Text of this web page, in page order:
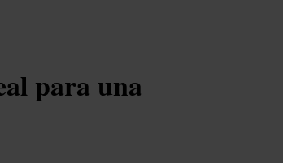
para una